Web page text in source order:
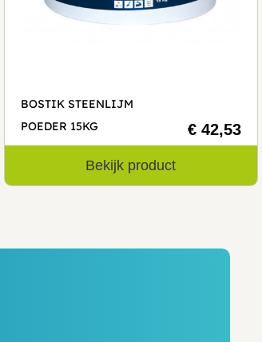
BOSTIK STEENLIJM
POEDER 15KG
€ 42,53
Bekijk product